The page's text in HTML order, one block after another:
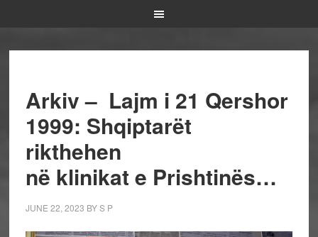
Arkiv – Lajm i 21 Qershor
1999: Shqiptarët
rikthehen
në klinikat e Prishtinës…
JUNE 22, 2023 BYS P